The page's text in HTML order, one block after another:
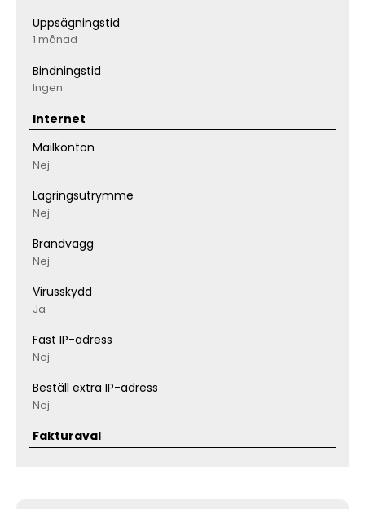
Uppsägningstid
1 månad
Bindningstid
Ingen
Internet
Mailkonton
Nej
Lagringsutrymme
Nej
Brandvägg
Nej
Virusskydd
Ja
Fast IP-adress
Nej
Beställ extra IP-adress
Nej
Fakturaval